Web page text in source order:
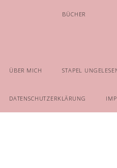
ÜBER MICH
BÜCHER
STAPEL
DATENSCHUTZERKLÄRUNG